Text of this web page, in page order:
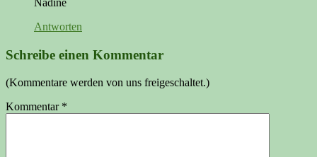
Nadine
Antworten
Schreibe einen Kommentar
(Kommentare werden von uns freigeschaltet.)
Kommentar *